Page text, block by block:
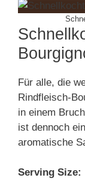
Für alle, die
Rindfleisch-
in einem
ist dennoch
aromatische
Serving Size: